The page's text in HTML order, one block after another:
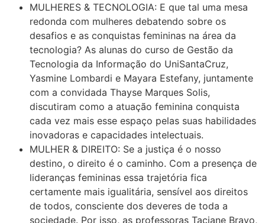
MULHERES & TECNOLOGIA: E que tal uma mesa
redonda com mulheres debatendo sobre os
desafios e as conquistas femininas na área da
tecnologia? As alunas do curso de Gestão da
Tecnologia da Informação do UniSantaCruz,
Yasmine Lombardi e Mayara Estefany, juntamente
com a convidada Thayse Marques Solis,
discutiram como a atuação feminina conquista
cada vez mais esse espaço pelas suas habilidades
inovadoras e capacidades intelectuais.
MULHER & DIREITO: Se a justiça é o nosso
destino, o direito é o caminho. Com a presença de
lideranças femininas essa trajetória fica
certamente mais igualitária, sensível aos direitos
de todos, consciente dos deveres de toda a
sociedade. Por isso, as professoras Taciane Bravo,